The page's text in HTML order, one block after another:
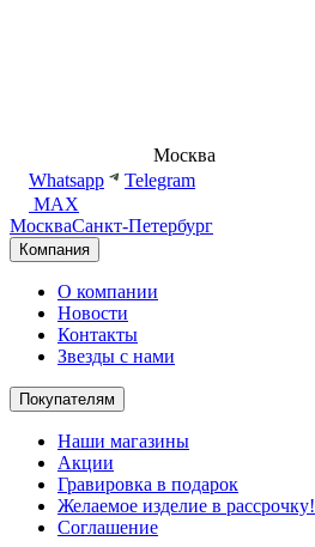
Москва
Whatsapp
Telegram
MAX
МоскваСанкт-Петербург
Компания
О компании
Новости
Контакты
Звезды с нами
Покупателям
Наши магазины
Акции
Гравировка в подарок
Желаемое изделие в рассрочку!
Соглашение